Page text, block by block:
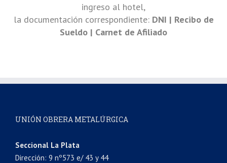
ingreso al hotel,
la documentación correspondiente: DNI | Recibo de
Sueldo | Carnet de Afiliado
UNIÓN OBRERA METALÚRGICA
Seccional La Plata
Dirección: 9 nº573 e/ 43 y 44